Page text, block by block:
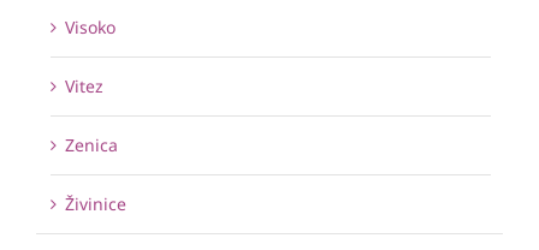
Visoko
Vitez
Zenica
Živinice